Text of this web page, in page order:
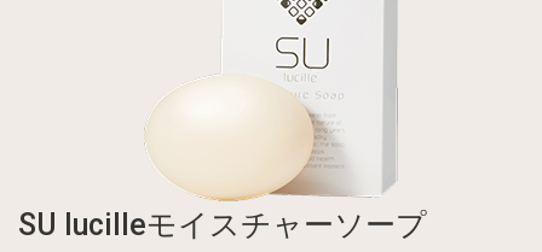
SU lucilleモイスチャーソープ